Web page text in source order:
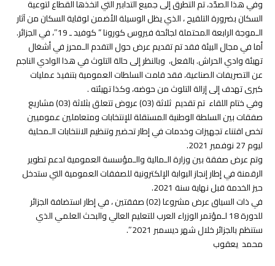
وفي هذا الصدّد، تم التطرق إلى جميع التدابير التي اتخذها القطاع لتوعية
السكان بضرورة التلقيح ، الذي يظل الوسيلة الأضمن لوقاية السكان من آثار
الـموجة الرابعة المحتملة لجائحة فيروس كورونا ” كوفيد ـ 19″، في الجزائر.
أما في مجال البيئة فقد تم تقديم عرض حول التقدم الـمحرز في أشغال
تهيئة وادي الحراش. بالفعل، وبالنظر إلى حالة التلوث في هذا الوادي الناجم
عن التصريفات الصناعية، فقد قامت السلطات العمومية بتنفيذ عمليات
كبرى تهدف إلى إزالة التلوث من حوضه، وكذا تهيئته .
وفي ختام اللقاء تم تقديم ثلاثة (03) عروض تتعلق بثلاثة (03) مشاريع
صفقات بين السلطة الوطنية المستقلة للإنتخابات ومتعاملين عموميين
تخص اقتناء تجهيزات وخدمات في إطار تحضير وتنظيم الانتخابات الـمحلية
ليوم 27 نوفمبر 2021.
وتم عرض صفقة بين وزارة الـمالية والـمؤسسة العمومية لدعم تطوير
الرقمنة في إطار إنجاز البوابة الإلكترونية للصفقات العمومية التي ستدخل
حيز الخدمة قبل نهاية سنة 2021.
في ذات السياق عرض مشروعا (02) صفقتين ، في إطار استضافة الجزائر
للدورة 18 لـمؤتمر الوزراء العرب للتعليم العالي والبحث العلمي الذي
ستنظم بالجزائر خلال شهر ديسمبر 2021″.
محمد يعقوب